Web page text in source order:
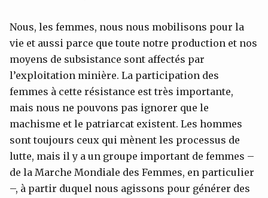
Nous, les femmes, nous nous mobilisons pour la
vie et aussi parce que toute notre production et nos
moyens de subsistance sont affectés par
l’exploitation minière. La participation des
femmes à cette résistance est très importante,
mais nous ne pouvons pas ignorer que le
machisme et le patriarcat existent. Les hommes
sont toujours ceux qui mènent les processus de
lutte, mais il y a un groupe important de femmes –
de la Marche Mondiale des Femmes, en particulier
–, à partir duquel nous agissons pour générer des